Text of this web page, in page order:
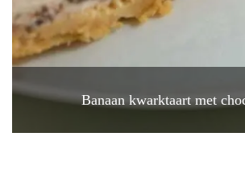
Banaan kwarktaart met